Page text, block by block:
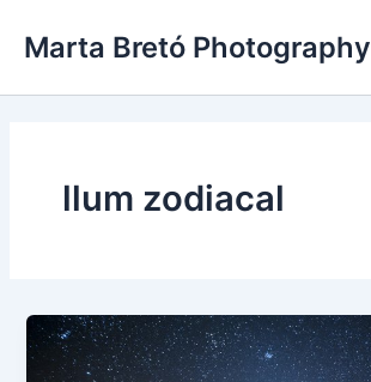
Marta Bretó Photography
llum zodiacal